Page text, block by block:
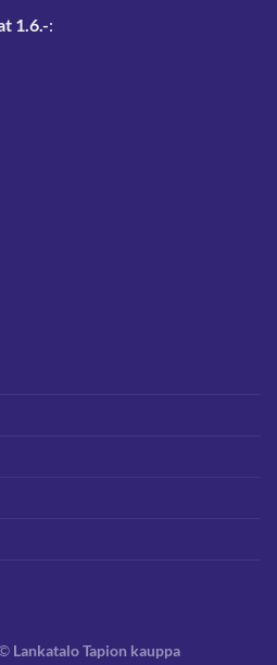
1.6.-:
Lankatalo Tapion kauppa